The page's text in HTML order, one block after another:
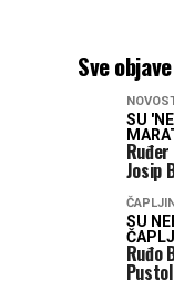
Sve
SU
Josip
SU
Ruđo